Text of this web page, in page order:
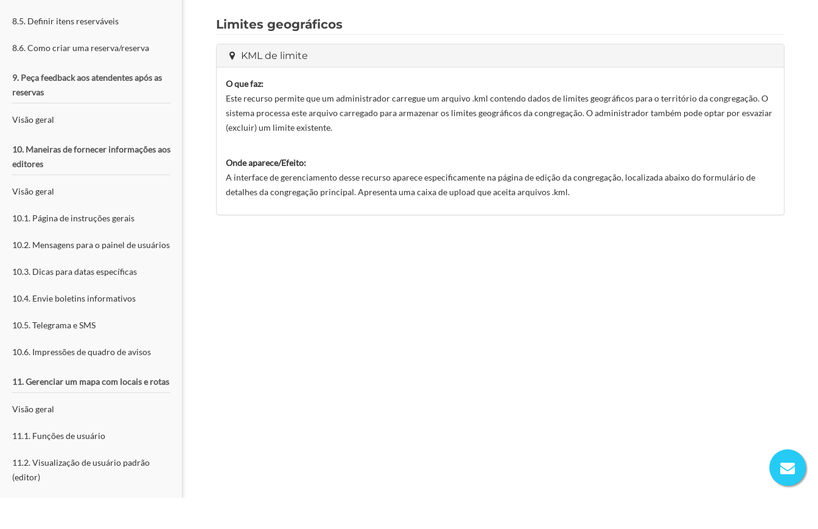
8.5. Definir itens reserváveis
8.6. Como criar uma reserva/reserva
9. Peça feedback aos atendentes após as
reservas
Visão geral
10. Maneiras de fornecer informações aos
editores
Visão geral
10.1. Página de instruções gerais
10.2. Mensagens para o painel de usuários
10.3. Dicas para datas específicas
10.4. Envie boletins informativos
10.5. Telegrama e SMS
10.6. Impressões de quadro de avisos
11. Gerenciar um mapa com locais e rotas
Visão geral
11.1. Funções de usuário
11.2. Visualização de usuário padrão
(editor)
Limites geográficos
KML de limite
O que faz:
Este recurso permite que um administrador carregue um arquivo .kml contendo dados de limites geográficos para o território da congregação. O
sistema processa este arquivo carregado para armazenar os limites geográficos da congregação. O administrador também pode optar por esvaziar
(excluir) um limite existente.
Onde aparece/Efeito:
A interface de gerenciamento desse recurso aparece especificamente na página de edição da congregação, localizada abaixo do formulário de
detalhes da congregação principal. Apresenta uma caixa de upload que aceita arquivos .kml.